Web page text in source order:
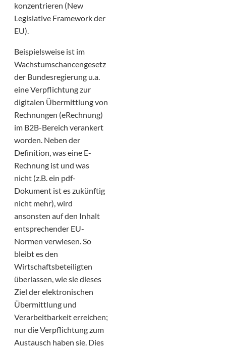
konzentrieren (New
Legislative Framework der
EU).
Beispielsweise ist im
Wachstumschancengesetz
der Bundesregierung u.a.
eine Verpflichtung zur
digitalen Übermittlung von
Rechnungen (eRechnung)
im B2B-Bereich verankert
worden. Neben der
Definition, was eine E-
Rechnung ist und was
nicht (z.B. ein pdf-
Dokument ist es zukünftig
nicht mehr), wird
ansonsten auf den Inhalt
entsprechender EU-
Normen verwiesen. So
bleibt es den
Wirtschaftsbeteiligten
überlassen, wie sie dieses
Ziel der elektronischen
Übermittlung und
Verarbeitbarkeit erreichen;
nur die Verpflichtung zum
Austausch haben sie. Dies